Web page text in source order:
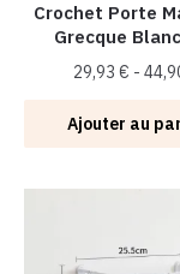
Crochet Porte
Grecque
29,93 € -
Ajouter au